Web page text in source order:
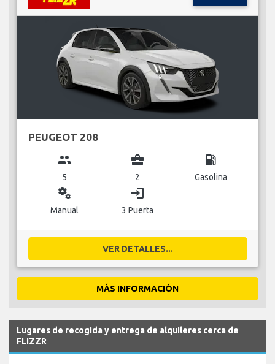
PEUGEOT 208
group
5
business_center
2
local_gas_station
Gasolina
miscellaneous_services
Manual
login
3 Puerta
VER DETALLES...
MÁS INFORMACIÓN
Lugares de recogida y entrega de alquileres cerca de
FLIZZR